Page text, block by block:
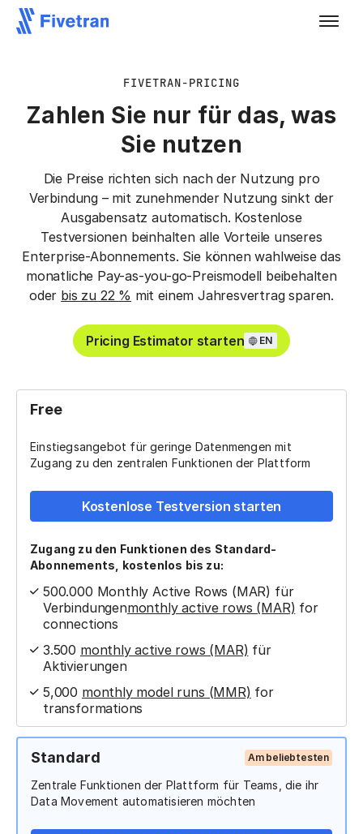
FIVETRAN-PRICING
Zahlen Sie nur für das, was
Sie nutzen
Die Preise richten sich nach der Nutzung pro
Verbindung – mit zunehmender Nutzung sinkt der
Ausgabensatz automatisch. Kostenlose
Testversionen beinhalten alle Vorteile unseres
Enterprise-Abonnements. Sie können wahlweise das
monatliche Pay-as-you-go-Preismodell beibehalten
oder bis zu 22 % mit einem Jahresvertrag sparen.
Pricing Estimator starten EN
Free
Einstiegsangebot für geringe Datenmengen mit
Zugang zu den zentralen Funktionen der Plattform
Kostenlose Testversion starten
Zugang zu den Funktionen des Standard-
Abonnements, kostenlos bis zu:
500.000 Monthly Active Rows (MAR) für
Verbindungenmonthly active rows (MAR) for
connections
3.500 monthly active rows (MAR) für
Aktivierungen
5,000 monthly model runs (MMR) for
transformations
Standard Am beliebtesten
Zentrale Funktionen der Plattform für Teams, die ihr
Data Movement automatisieren möchten